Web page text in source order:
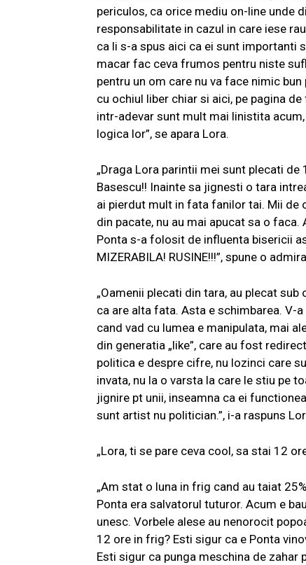
periculos, ca orice mediu on-line unde
responsabilitate in cazul in care iese
ca li s-a spus aici ca ei sunt importanti
macar fac ceva frumos pentru niste
pentru un om care nu va face nimic
cu ochiul liber chiar si aici, pe pagina
intr-adevar sunt mult mai linistita
logica lor”, se apara Lora.
„Draga Lora parintii mei sunt plecati de
Basescu!! Inainte sa jignesti o tara
ai pierdut mult in fata fanilor tai. Mii de
din pacate, nu au mai apucat sa o
Ponta s-a folosit de influenta bisericii
MIZERABILA! RUSINE!!!”, spune o
„Oamenii plecati din tara, au plecat
ca are alta fata. Asta e schimbarea. V-
cand vad cu lumea e manipulata, mai
din generatia „like”, care au fost
politica e despre cifre, nu lozinci care
invata, nu la o varsta la care le stiu pe
jignire pt unii, inseamna ca ei
sunt artist nu politician.”, i-a raspuns
„Lora, ti se pare ceva cool, sa stai 12
„Am stat o luna in frig cand au taiat
Ponta era salvatorul tuturor. Acum e
unesc. Vorbele alese au nenorocit
12 ore in frig? Esti sigur ca e Ponta
Esti sigur ca punga meschina de zahar